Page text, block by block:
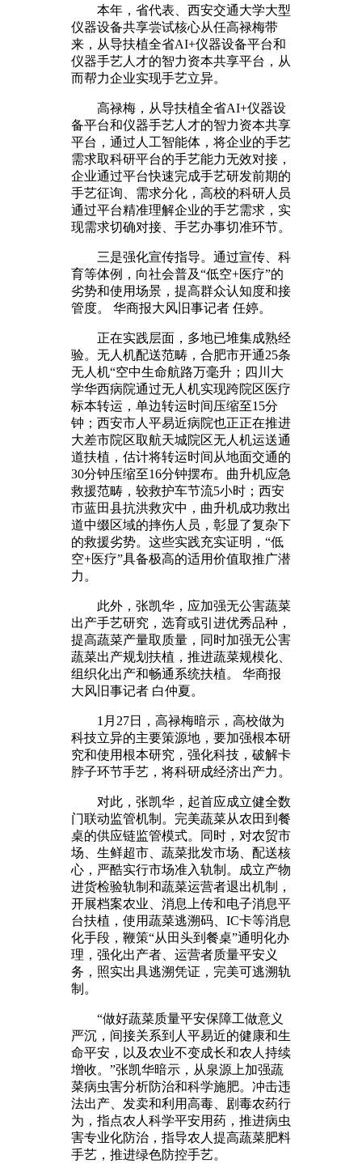
本年，省代表、西安交通大学大型
仪器设备共享尝试核心从任高禄梅带
来，从导扶植全省AI+仪器设备平台和
仪器手艺人才的智力资本共享平台，从
而帮力企业实现手艺立异。
高禄梅，从导扶植全省AI+仪器设
备平台和仪器手艺人才的智力资本共享
平台，通过人工智能体，将企业的手艺
需求取科研平台的手艺能力无效对接，
企业通过平台快速完成手艺研发前期的
手艺征询、需求分化，高校的科研人员
通过平台精准理解企业的手艺需求，实
现需求切确对接、手艺办事切准环节。
三是强化宣传指导。通过宣传、科
育等体例，向社会普及“低空+医疗”的
劣势和使用场景，提高群众认知度和接
管度。 华商报大风旧事记者 任婷。
正在实践层面，多地已堆集成熟经
验。无人机配送范畴，合肥市开通25条
无人机“空中生命航路万毫升；四川大
学华西病院通过无人机实现跨院区医疗
标本转运，单边转运时间压缩至15分
钟；西安市人平易近病院也正正在推进
大差市院区取航天城院区无人机运送通
道扶植，估计将转运时间从地面交通的
30分钟压缩至16分钟摆布。曲升机应急
救援范畴，较救护车节流5小时；西安
市蓝田县抗洪救灾中，曲升机成功救出
道中缀区域的摔伤人员，彰显了复杂下
的救援劣势。这些实践充实证明，“低
空+医疗”具备极高的适用价值取推广潜
力。
此外，张凯华，应加强无公害蔬菜
出产手艺研究，选育或引进优秀品种，
提高蔬菜产量取质量，同时加强无公害
蔬菜出产规划扶植，推进蔬菜规模化、
组织化出产和畅通系统扶植。 华商报
大风旧事记者 白仲夏。
1月27日，高禄梅暗示，高校做为
科技立异的主要策源地，要加强根本研
究和使用根本研究，强化科技，破解卡
脖子环节手艺，将科研成经济出产力。
对此，张凯华，起首应成立健全数
门联动监管机制。完美蔬菜从农田到餐
桌的供应链监管模式。同时，对农贸市
场、生鲜超市、蔬菜批发市场、配送核
心，严酷实行市场准入轨制。成立产物
进货检验轨制和蔬菜运营者退出机制，
开展档案农业、消息上传和电子消息平
台扶植，使用蔬菜逃溯码、IC卡等消息
化手段，鞭策“从田头到餐桌”通明化办
理，强化出产者、运营者质量平安义
务，照实出具逃溯凭证，完美可逃溯轨
制。
“做好蔬菜质量平安保障工做意义
严沉，间接关系到人平易近的健康和生
命平安，以及农业不变成长和农人持续
增收。”张凯华暗示，从泉源上加强蔬
菜病虫害分析防治和科学施肥。冲击违
法出产、发卖和利用高毒、剧毒农药行
为，指点农人科学平安用药，推进病虫
害专业化防治，指导农人提高蔬菜肥料
手艺，推进绿色防控手艺。